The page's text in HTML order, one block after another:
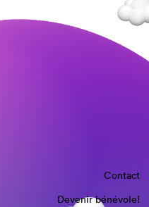
Contact
Devenir bénévole!